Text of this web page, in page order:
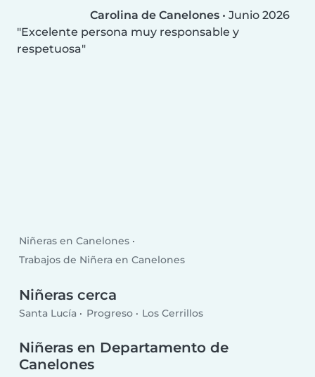
Carolina de Canelones • Junio 2026
Excelente persona muy responsable y
respetuosa
Niñeras en Canelones
Trabajos de Niñera en Canelones
Niñeras cerca
Santa Lucía Progreso Los Cerrillos
Niñeras en Departamento de
Canelones